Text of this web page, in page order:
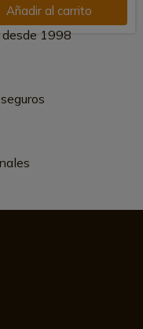
Añadir al carrito
1998